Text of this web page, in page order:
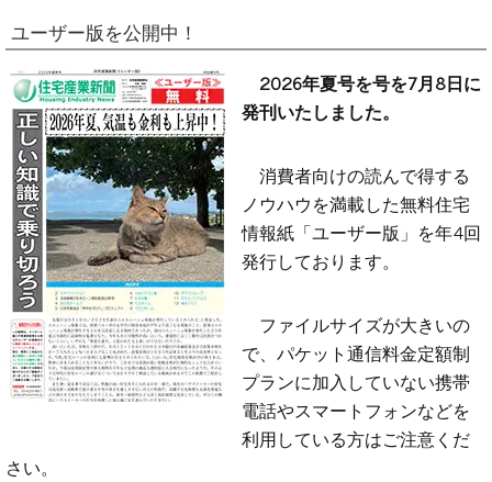
ユーザー版を公開中！
2026年夏号を号を7月8日に
発刊いたしました。
消費者向けの読んで得する
ノウハウを満載した無料住宅
情報紙「ユーザー版」を年4回
発行しております。
ファイルサイズが大きいの
で、パケット通信料金定額制
プランに加入していない携帯
電話やスマートフォンなどを
利用している方はご注意くだ
さい。